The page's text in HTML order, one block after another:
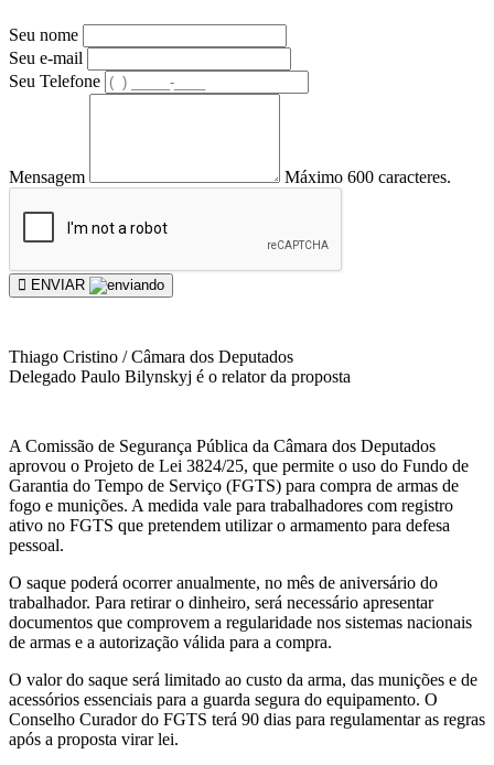
Seu nome
Seu e-mail
Seu Telefone
Mensagem Máximo 600 caracteres.
ENVIAR
Thiago Cristino / Câmara dos Deputados
Delegado Paulo Bilynskyj é o relator da proposta
A Comissão de Segurança Pública da Câmara dos Deputados
aprovou o Projeto de Lei 3824/25, que permite o uso do Fundo de
Garantia do Tempo de Serviço (FGTS) para compra de armas de
fogo e munições. A medida vale para trabalhadores com registro
ativo no FGTS que pretendem utilizar o armamento para defesa
pessoal.
O saque poderá ocorrer anualmente, no mês de aniversário do
trabalhador. Para retirar o dinheiro, será necessário apresentar
documentos que comprovem a regularidade nos sistemas nacionais
de armas e a autorização válida para a compra.
O valor do saque será limitado ao custo da arma, das munições e de
acessórios essenciais para a guarda segura do equipamento. O
Conselho Curador do FGTS terá 90 dias para regulamentar as regras
após a proposta virar lei.